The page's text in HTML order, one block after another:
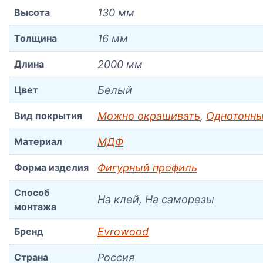
Высота 130 мм
Толщина 16 мм
Длина 2000 мм
Цвет Белый
Вид покрытия Можно окрашивать,
Материал МДФ
Форма изделия Фигурный профиль
Способ
монтажа
На клей, На саморезы
Бренд Evrowood
Страна Россия